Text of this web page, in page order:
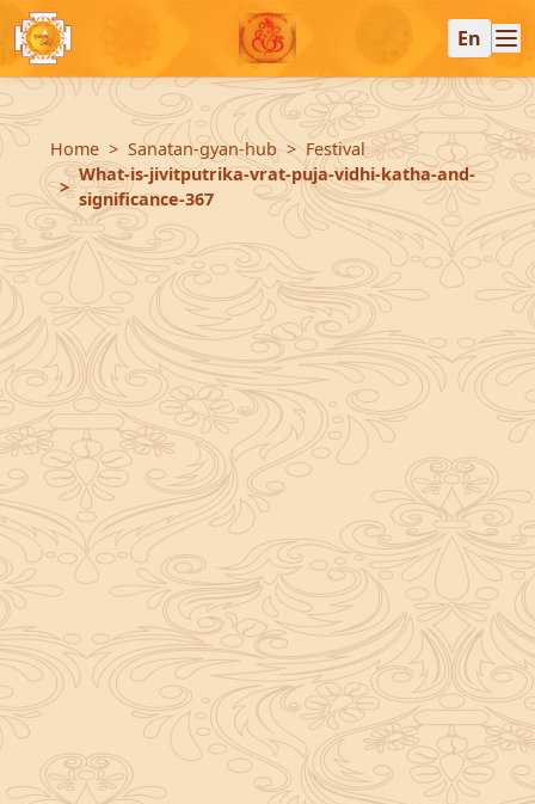
En
Home Sanatan-gyan-hub
Festival
What-is-jivitputrika-vrat-puja-vidhi-katha-and-
significance-367